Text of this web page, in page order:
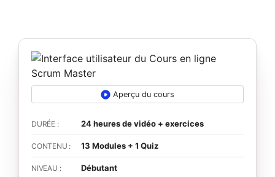
Aperçu du cours
DURÉE : 24 heures de vidéo + exercices
CONTENU : 13 Modules + 1 Quiz
NIVEAU : Débutant